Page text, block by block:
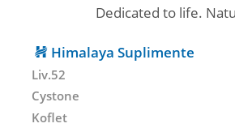
Dedicated to life.
Himalaya Suplimente
Liv.52
Cystone
Koflet